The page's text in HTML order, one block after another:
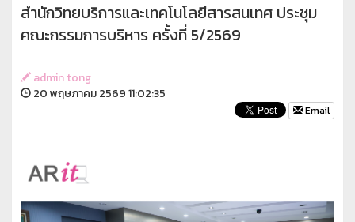
สำนักวิทยบริการและเทคโนโลยีสารสนเทศ ประชุม
คณะกรรมการบริหาร ครั้งที่ 5/2569
admin tong
20 พฤษภาคม 2569 11:02:35
Email